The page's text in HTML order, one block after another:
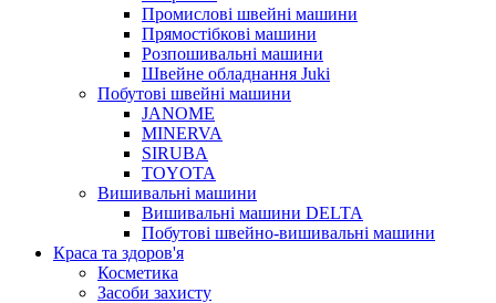
Промислові швейні машини
Прямостібкові машини
Розпошивальні машини
Швейне обладнання Juki
Побутові швейні машини
JANOME
MINERVA
SIRUBA
TOYOTA
Вишивальні машини
Вишивальні машини DELTA
Побутові швейно-вишивальні машини
Краса та здоров'я
Косметика
Засоби захисту